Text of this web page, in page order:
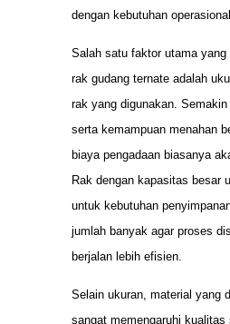
dengan kebutuhan
Salah satu faktor utama yang
rak gudang ternate adalah
rak yang digunakan.
serta kemampuan menahan
biaya pengadaan biasanya
Rak dengan kapasitas besar
untuk kebutuhan
jumlah banyak agar proses
berjalan lebih efisien.
Selain ukuran, material yang
sangat memengaruhi kualitas